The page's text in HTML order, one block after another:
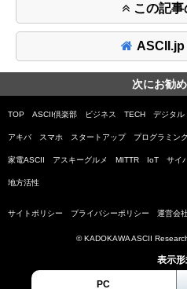
この記
ASCII.jp
次にお勧
TOP ASCII倶楽部 ビジネス TECH デジタル
アキバ スマホ スタートアップ プログラミン
家電ASCII アスキーグルメ MITTR IoT サイ
地方活性
サイトポリシー プライバシーポリシー 運営会
© KADOKAWA ASCII
表示
PC